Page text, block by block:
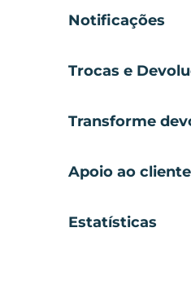
Notificações
Trocas e
Transforme
Apoio ao cliente
Estatísticas